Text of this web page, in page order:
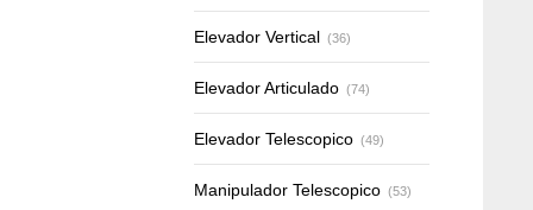
Elevador Vertical (36)
Elevador Articulado (74)
Elevador Telescopico (49)
Manipulador Telescopico (53)